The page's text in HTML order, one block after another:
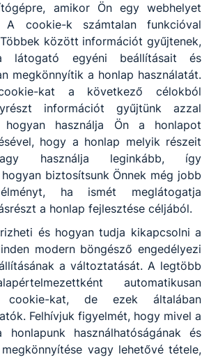
Letöltés
pedagógiai programja.pdf
Letöltés
Partnereink
amikor Ön egy webhelyet
cookie-k számtalan funkcióval
között információt gyűjtenek,
látogató egyéni beállításait és
megkönnyítik a honlap használatát.
kat a következő célokból
információt gyűjtünk azzal
hogyan használja Ön a honlapot
hogy a honlap melyik részeit
használja leginkább, így
biztosítsunk Önnek még jobb
ha ismét meglátogatja
a honlap fejlesztése céljából.
és hogyan tudja kikapcsolni a
modern böngésző engedélyezi
a változtatását. A legtöbb
automatikusan
kat, de ezek általában
Felhívjuk figyelmét, hogy mivel a
használhatóságának és
vagy lehetővé tétele,